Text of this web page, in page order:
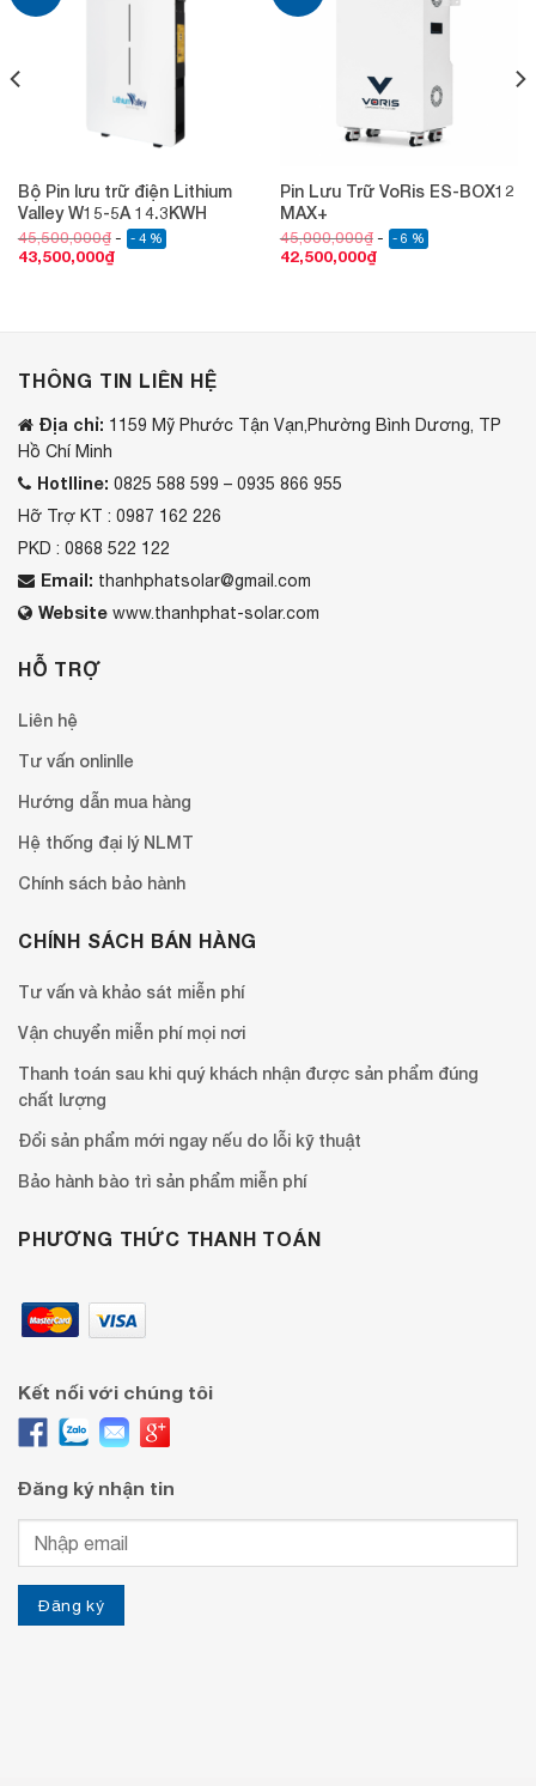
Bộ Pin lưu trữ điện Lithium
Valley W15-5A 14.3KWH
45,500,000₫ - 4 %
43,500,000₫
Pin Lưu Trữ VoRis ES-BOX12
MAX+
45,000,000₫ - 6 %
42,500,000₫
THÔNG TIN LIÊN HỆ
Địa chỉ: 1159 Mỹ Phước Tận Vạn,Phường Bình Dương, TP
Hồ Chí Minh
Hotlline: 0825 588 599 – 0935 866 955
Hỡ Trợ KT : 0987 162 226
PKD : 0868 522 122
Email: thanhphatsolar@gmail.com
Website www.thanhphat-solar.com
HỖ TRỢ
Liên hệ
Tư vấn onlinlle
Hướng dẫn mua hàng
Hệ thống đại lý NLMT
Chính sách bảo hành
CHÍNH SÁCH BÁN HÀNG
Tư vấn và khảo sát miễn phí
Vận chuyển miễn phí mọi nơi
Thanh toán sau khi quý khách nhận được sản phẩm đúng
chất lượng
Đổi sản phẩm mới ngay nếu do lỗi kỹ thuật
Bảo hành bào trì sản phẩm miễn phí
PHƯƠNG THỨC THANH TOÁN
Kết nối với chúng tôi
Đăng ký nhận tin